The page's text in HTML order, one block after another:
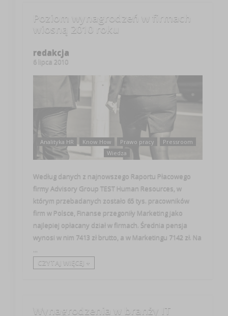
Poziom wynagrodzeń w firmach
wiosną 2010 roku
redakcja
6 lipca 2010
Analityka HR Know How Prawo pracy
Pressroom
Wiedza
Według danych z najnowszego Raportu Płacowego
firmy Advisory Group TEST Human Resources, w
którym przebadanych zostało 65 tys. pracowników
firm w Polsce, Finanse przegoniły Marketing jako
najlepiej opłacany dział w firmach. Średnia pensja
wynosi w nim 7413 zł brutto, a w Marketingu 7142 zł. Na
...
CZYTAJ WIĘCEJ +
Wynagrodzenia w branży IT